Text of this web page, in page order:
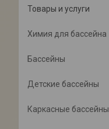
Товары и услуги
Химия для бассейна
Бассейны
Детские бассейны
Каркасные бассейны